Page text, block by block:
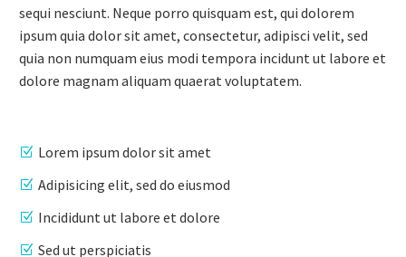
sequi nesciunt. Neque porro quisquam est, qui dolorem
ipsum quia dolor sit amet, consectetur, adipisci velit, sed
quia non numquam eius modi tempora incidunt ut labore et
dolore magnam aliquam quaerat voluptatem.
Lorem ipsum dolor sit amet
Adipisicing elit, sed do eiusmod
Incididunt ut labore et dolore
Sed ut perspiciatis